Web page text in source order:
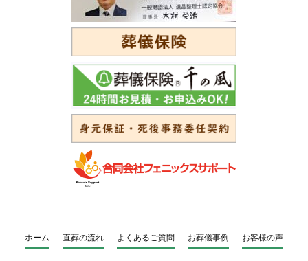
ホーム 直葬の流れ よくあるご質問 お葬儀事例 お客様の声